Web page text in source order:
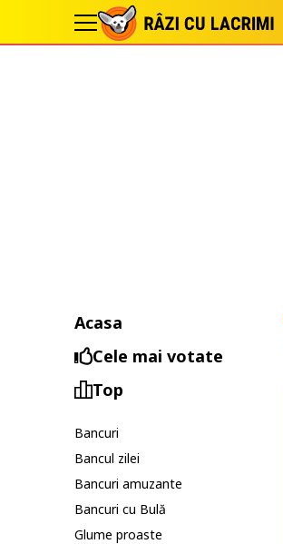
Acasa
Cele mai votate
Top
Bancuri
Bancul zilei
Bancuri amuzante
Bancuri cu Bulă
Glume proaste